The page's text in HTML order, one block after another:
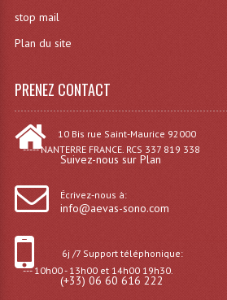
Liquides À Mousse
Karaoké Materiel
stop mail
Plan du site
PRENEZ CONTACT
10 Bis rue Saint-Maurice 92000
----- NANTERRE FRANCE. RCS 337 819 338
Suivez-nous sur Plan
Écrivez-nous à:
info@aevas-sono.com
6j /7 Support téléphonique:
--- 10h00 - 13h00 et 14h00 19h30.
(+33) 06 60 616 222